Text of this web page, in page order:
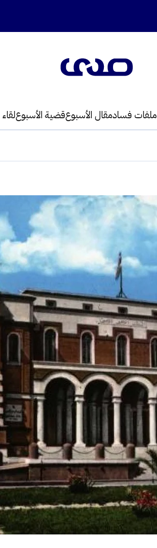
ملفات فسادمقال الأسبوعقضية الأسبوع